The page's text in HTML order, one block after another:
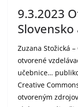
9.3.2023
Slovensko
Zuzana Stožická
otvorené
učebnice…
Creative
otvoreným